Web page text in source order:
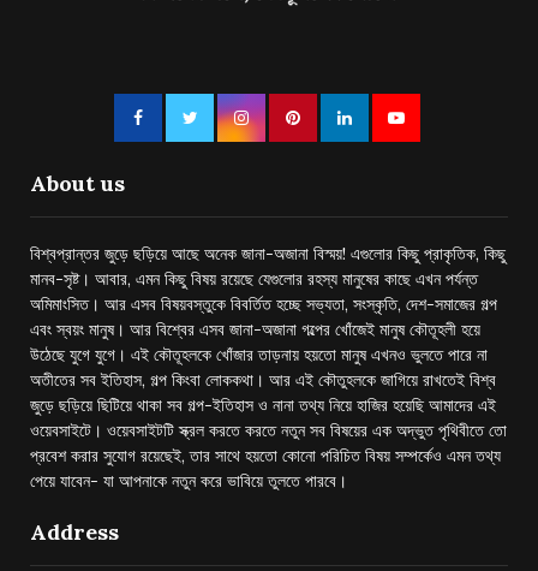
About us
বিশ্বপ্রান্তর জুড়ে ছড়িয়ে আছে অনেক জানা-অজানা বিস্ময়! এগুলোর কিছু প্রাকৃতিক, কিছু
মানব-সৃষ্ট। আবার, এমন কিছু বিষয় রয়েছে যেগুলোর রহস্য মানুষের কাছে এখন পর্যন্ত
অমিমাংসিত। আর এসব বিষয়বস্তুকে বিবর্তিত হচ্ছে সভ্যতা, সংস্কৃতি, দেশ-সমাজের গল্প
এবং স্বয়ং মানুষ। আর বিশ্বের এসব জানা-অজানা গল্পের খোঁজেই মানুষ কৌতূহলী হয়ে
উঠেছে যুগে যুগে। এই কৌতূহলকে খোঁজার তাড়নায় হয়তো মানুষ এখনও ভুলতে পারে না
অতীতের সব ইতিহাস, গল্প কিংবা লোককথা। আর এই কৌতুহলকে জাগিয়ে রাখতেই বিশ্ব
জুড়ে ছড়িয়ে ছিটিয়ে থাকা সব গল্প-ইতিহাস ও নানা তথ্য নিয়ে হাজির হয়েছি আমাদের এই
ওয়েবসাইটে। ওয়েবসাইটটি স্ক্রল করতে করতে নতুন সব বিষয়ের এক অদ্ভুত পৃথিবীতে তো
প্রবেশ করার সুযোগ রয়েছেই, তার সাথে হয়তো কোনো পরিচিত বিষয় সম্পর্কেও এমন তথ্য
পেয়ে যাবেন- যা আপনাকে নতুন করে ভাবিয়ে তুলতে পারবে।
Address